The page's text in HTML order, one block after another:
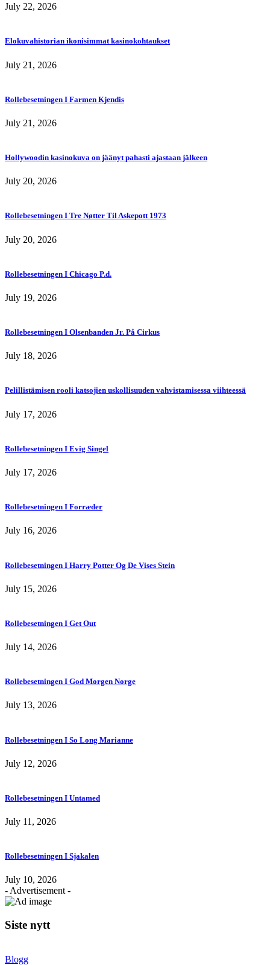
July 22, 2026
Elokuvahistorian ikonisimmat kasinokohtaukset
July 21, 2026
Rollebesetningen I Farmen Kjendis
July 21, 2026
Hollywoodin kasinokuva on jäänyt pahasti ajastaan jälkeen
July 20, 2026
Rollebesetningen I Tre Nøtter Til Askepott 1973
July 20, 2026
Rollebesetningen I Chicago P.d.
July 19, 2026
Rollebesetningen I Olsenbanden Jr. På Cirkus
July 18, 2026
Pelillistämisen rooli katsojien uskollisuuden vahvistamisessa viihteessä
July 17, 2026
Rollebesetningen I Evig Singel
July 17, 2026
Rollebesetningen I Forræder
July 16, 2026
Rollebesetningen I Harry Potter Og De Vises Stein
July 15, 2026
Rollebesetningen I Get Out
July 14, 2026
Rollebesetningen I God Morgen Norge
July 13, 2026
Rollebesetningen I So Long Marianne
July 12, 2026
Rollebesetningen I Untamed
July 11, 2026
Rollebesetningen I Sjakalen
July 10, 2026
- Advertisement -
Siste nytt
Blogg